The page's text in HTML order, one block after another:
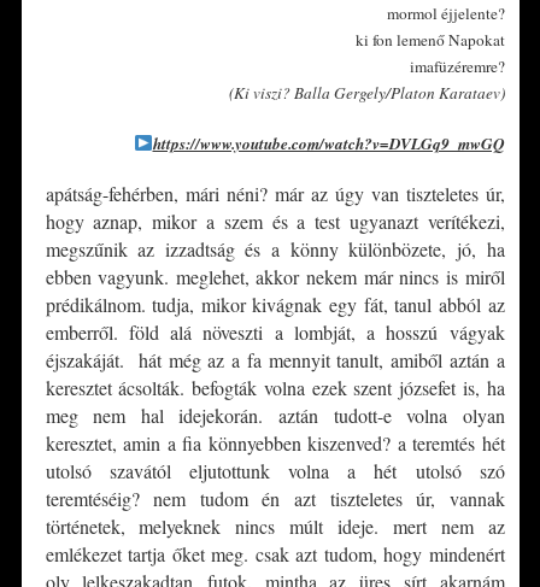
mormol éjjelente?
ki fon lemenő Napokat
imafüzéremre?
(Ki viszi? Balla Gergely/Platon Karataev)
https://www.youtube.com/watch?v=DVLGq9_mwGQ
apátság-fehérben, mári néni? már az úgy van tiszteletes úr,
hogy aznap, mikor a szem és a test ugyanazt verítékezi,
megszűnik az izzadtság és a könny különbözete, jó, ha
ebben vagyunk. meglehet, akkor nekem már nincs is miről
prédikálnom. tudja, mikor kivágnak egy fát, tanul abból az
emberről. föld alá növeszti a lombját, a hosszú vágyak
éjszakáját. hát még az a fa mennyit tanult, amiből aztán a
keresztet ácsolták. befogták volna ezek szent józsefet is, ha
meg nem hal idejekorán. aztán tudott-e volna olyan
keresztet, amin a fia könnyebben kiszenved? a teremtés hét
utolsó szavától eljutottunk volna a hét utolsó szó
teremtéséig? nem tudom én azt tiszteletes úr, vannak
történetek, melyeknek nincs múlt ideje. mert nem az
emlékezet tartja őket meg. csak azt tudom, hogy mindenért
oly lelkeszakadtan futok, mintha az üres sírt akarnám